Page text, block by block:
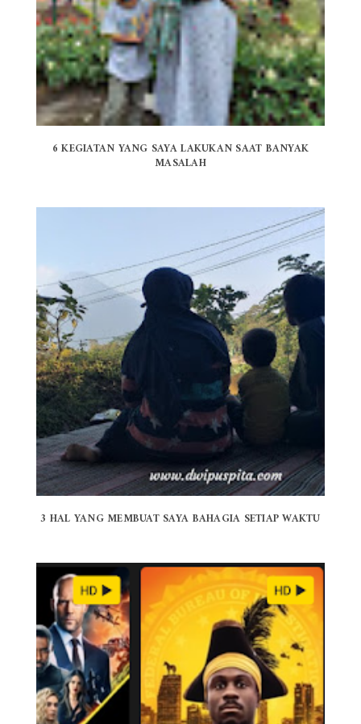
6 KEGIATAN YANG SAYA LAKUKAN SAAT BANYAK
MASALAH
3 HAL YANG MEMBUAT SAYA BAHAGIA SETIAP WAKTU